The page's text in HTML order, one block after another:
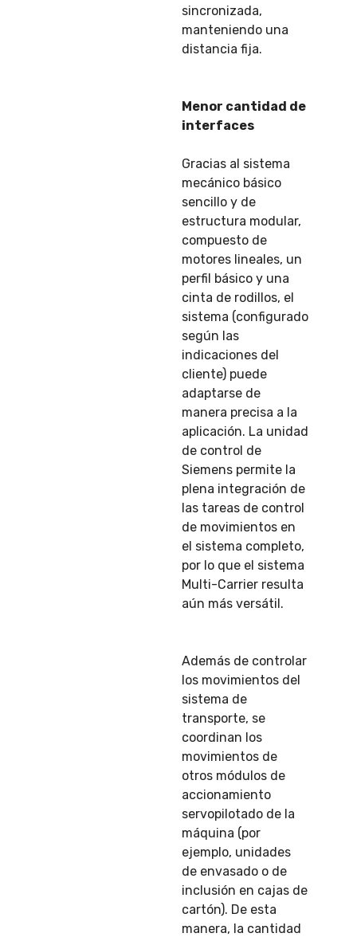
sincronizada,
manteniendo una
distancia fija.
Menor cantidad de
interfaces
Gracias al sistema
mecánico básico
sencillo y de
estructura modular,
compuesto de
motores lineales, un
perfil básico y una
cinta de rodillos, el
sistema (configurado
según las
indicaciones del
cliente) puede
adaptarse de
manera precisa a la
aplicación. La unidad
de control de
Siemens permite la
plena integración de
las tareas de control
de movimientos en
el sistema completo,
por lo que el sistema
Multi-Carrier resulta
aún más versátil.
Además de controlar
los movimientos del
sistema de
transporte, se
coordinan los
movimientos de
otros módulos de
accionamiento
servopilotado de la
máquina (por
ejemplo, unidades
de envasado o de
inclusión en cajas de
cartón). De esta
manera, la cantidad